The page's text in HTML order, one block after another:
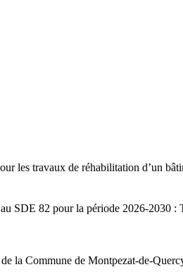
travaux de réhabilitation d’un
SDE 82 pour la période 2026-2030 :
la Commune de Montpezat-de-